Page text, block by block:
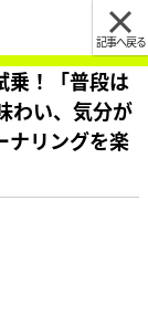
記事へ戻る
乗！「普段は
わい、気分が
ナリングを楽